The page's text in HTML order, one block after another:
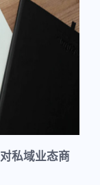
对私域业态商